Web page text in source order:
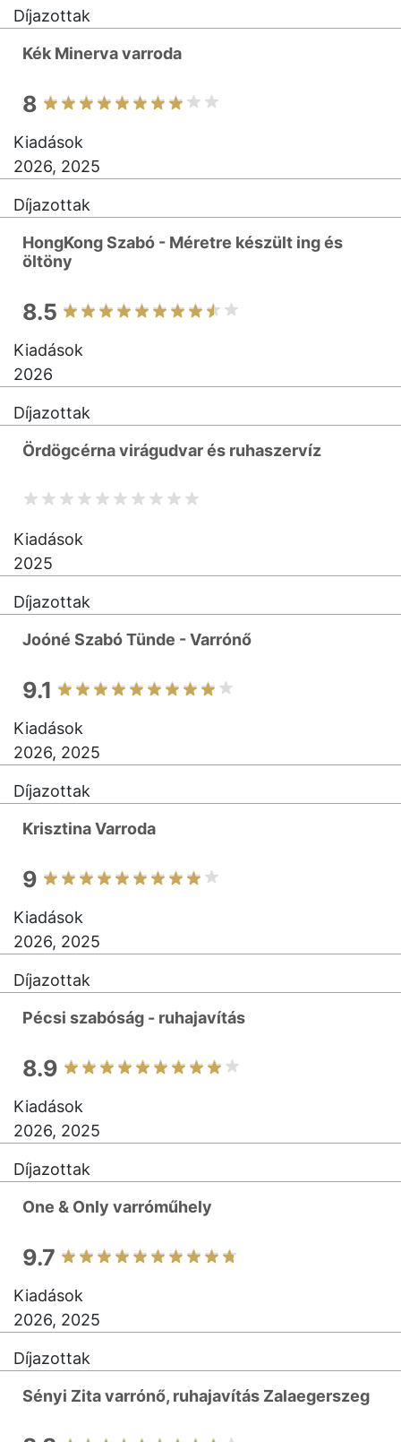
Díjazottak
Kék Minerva varroda
8
Kiadások
2026, 2025
Díjazottak
HongKong Szabó - Méretre készült ing és
öltöny
8.5
Kiadások
2026
Díjazottak
Ördögcérna virágudvar és ruhaszervíz
Kiadások
2025
Díjazottak
Joóné Szabó Tünde - Varrónő
9.1
Kiadások
2026, 2025
Díjazottak
Krisztina Varroda
9
Kiadások
2026, 2025
Díjazottak
Pécsi szabóság - ruhajavítás
8.9
Kiadások
2026, 2025
Díjazottak
One & Only varróműhely
9.7
Kiadások
2026, 2025
Díjazottak
Sényi Zita varrónő, ruhajavítás Zalaegerszeg